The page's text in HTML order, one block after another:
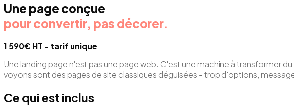
Une page conçue
pour convertir, pas décorer.
1 590€ HT - tarif unique
Une landing page n'est pas une page web. C'est une machine à transformer
voyons sont des pages de site classiques déguisées - trop d'options,
Ce qui est inclus